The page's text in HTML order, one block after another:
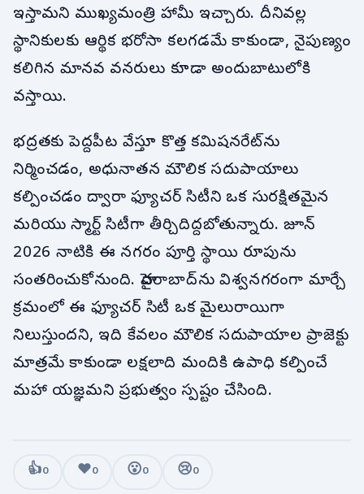
ఇస్తామని ముఖ్యమంత్రి హామీ ఇచ్చారు. దీనివల్ల
స్థానికులకు ఆర్థిక భరోసా కలగడమే కాకుండా, నైపుణ్యం
కలిగిన మానవ వనరులు కూడా అందుబాటులోకి
వస్తాయి.
భద్రతకు పెద్దపీట వేస్తూ కొత్త కమిషనరేట్‌ను
నిర్మించడం, అధునాతన మౌలిక సదుపాయాలు
కల్పించడం ద్వారా ఫ్యూచర్ సిటీని ఒక సురక్షితమైన
మరియు స్మార్ట్ సిటీగా తీర్చిదిద్దబోతున్నారు. జూన్
2026 నాటికి ఈ నగరం పూర్తి స్థాయి రూపును
సంతరించుకోనుంది. హైదరాబాద్‌ను విశ్వనగరంగా మార్చే
క్రమంలో ఈ ఫ్యూచర్ సిటీ ఒక మైలురాయిగా
నిలుస్తుందని, ఇది కేవలం మౌలిక సదుపాయాల ప్రాజెక్టు
మాత్రమే కాకుండా లక్షలాది మందికి ఉపాధి కల్పించే
మహా యజ్ఞమని ప్రభుత్వం స్పష్టం చేసింది.
👍0 ❤️0 😮0 😢0